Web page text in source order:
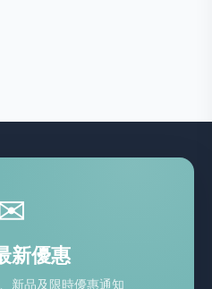
新優惠
新品及限時優惠通知